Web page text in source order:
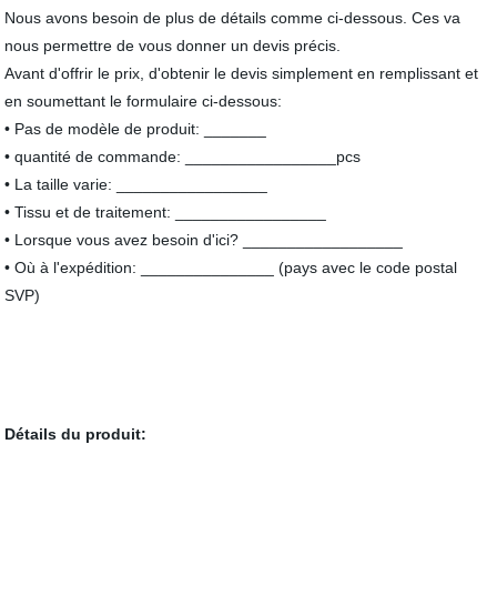
Nous avons besoin de plus de détails comme ci-dessous. Ces va
nous permettre de vous donner un devis précis.
Avant d'offrir le prix, d'obtenir le devis simplement en remplissant et
en soumettant le formulaire ci-dessous:
• Pas de modèle de produit: _______
• quantité de commande: _________________pcs
• La taille varie: _________________
• Tissu et de traitement: _________________
• Lorsque vous avez besoin d'ici? __________________
• Où à l'expédition: _______________ (pays avec le code postal
SVP)
Détails du produit: